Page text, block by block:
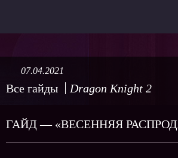
Все гайды Dragon Knight 2
07.04.2021
ГАЙД — «ВЕСЕННЯЯ